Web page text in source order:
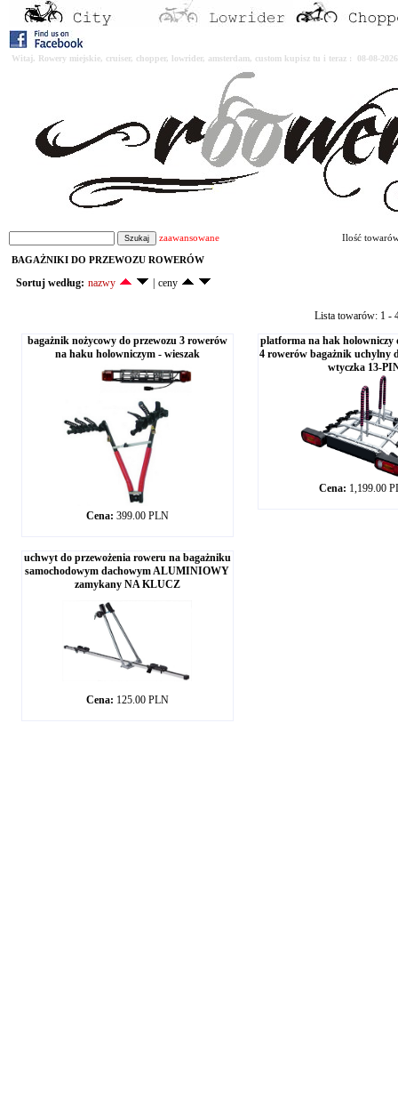
Witaj. Rowery miejskie, cruiser, chopper, lowrider, amsterdam, custom kupisz tu i teraz : 08-08-
zaawansowane Ilość
BAGAŻNIKI DO PRZEWOZU ROWERÓW
Sortuj według: nazwy ceny
Lista towarów: 1 -
bagażnik nożycowy do przewozu 3 rowerów
na haku holowniczym - wieszak
Cena: 399.00 PLN
platforma na hak holowniczy
4 rowerów bagażnik uchylny
wtyczka 13-
Cena: 1,199.00
uchwyt do przewożenia roweru na bagażniku
samochodowym dachowym ALUMINIOWY
zamykany NA KLUCZ
Cena: 125.00 PLN